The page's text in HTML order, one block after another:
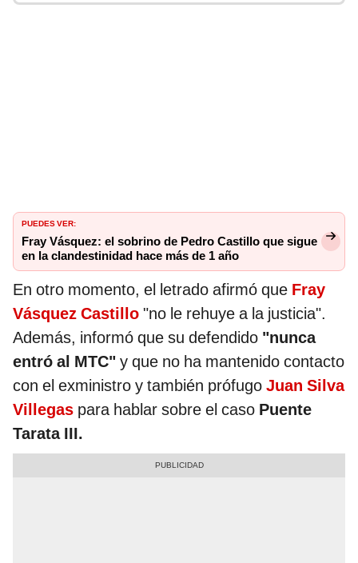
PUEDES VER:
Fray Vásquez: el sobrino de Pedro Castillo que sigue
en la clandestinidad hace más de 1 año
En otro momento, el letrado afirmó que Fray
Vásquez Castillo "no le rehuye a la justicia".
Además, informó que su defendido "nunca
entró al MTC" y que no ha mantenido contacto
con el exministro y también prófugo Juan Silva
Villegas para hablar sobre el caso Puente
Tarata III.